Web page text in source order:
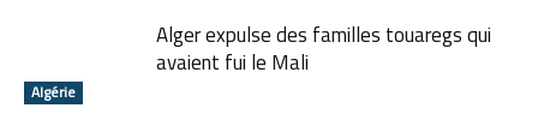
Algérie
Alger expulse des familles touaregs qui
avaient fui le Mali